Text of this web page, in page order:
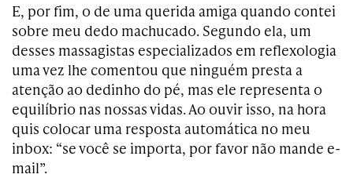
E, por fim, o de uma querida amiga quando contei
sobre meu dedo machucado. Segundo ela, um
desses massagistas especializados em reflexologia
uma vez lhe comentou que ninguém presta a
atenção ao dedinho do pé, mas ele representa o
equilíbrio nas nossas vidas. Ao ouvir isso, na hora
quis colocar uma resposta automática no meu
inbox: “se você se importa, por favor não mande e-
mail”.